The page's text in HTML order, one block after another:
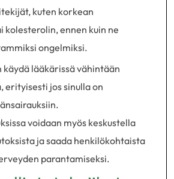
kuten korkean
kolesterolin, ennen kuin ne
ongelmiksi.
käydä lääkärissä vähintään
erityisesti jos sinulla on
voidaan myös keskustella
ja saada henkilökohtaista
parantamiseksi.